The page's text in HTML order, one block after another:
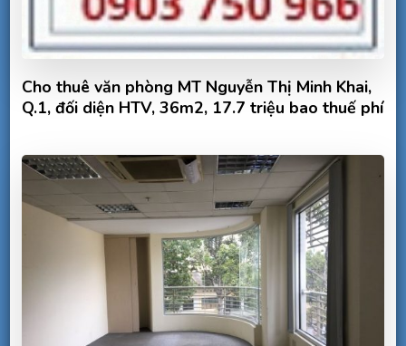
Cho thuê văn phòng MT Nguyễn Thị Minh Khai,
Q.1, đối diện HTV, 36m2, 17.7 triệu bao thuế phí